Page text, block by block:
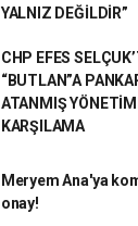
YALNIZ DEĞİLDİR”
CHP EFES
“BUTLAN”A
ATANMIŞ
KARŞILAMA
Meryem Ana'ya
onay!